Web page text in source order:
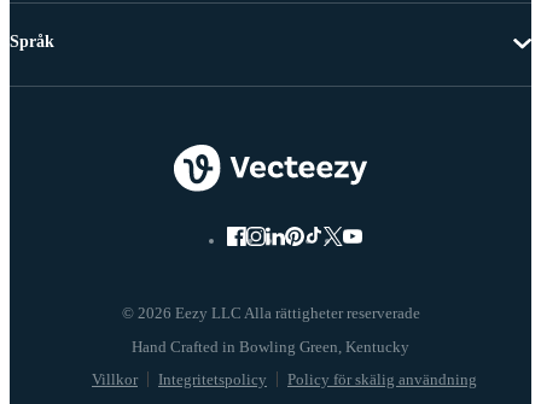
© 2026 Eezy LLC Alla rättigheter reserverade
Villkor Integritetspolicy Policy för skälig användning
Språk